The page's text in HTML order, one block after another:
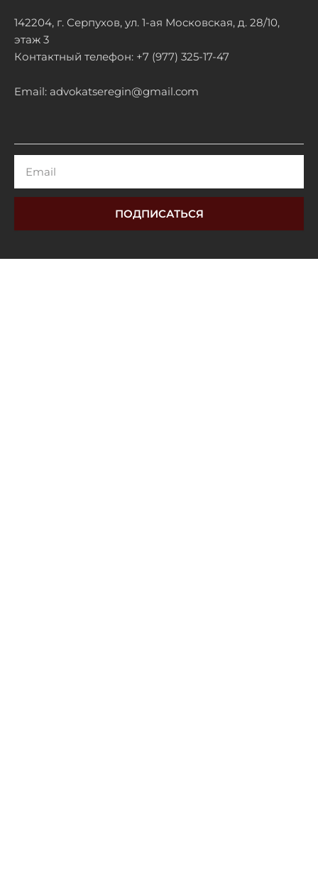
142204, г. Серпухов, ул. 1-ая Московская, д. 28/10,
этаж 3
Контактный телефон: +7 (977) 325-17-47
Email: advokatseregin@gmail.com
ПОДПИСАТЬСЯ